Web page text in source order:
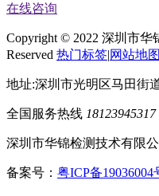
在线咨询
Copyright © 2022 深圳市
Reserved 热门标签|网站地图
地址:深圳市光明区马田街
全国服务热线 18123945317
深圳市华锦检测技术有限
备案号： 粤ICP备19036004